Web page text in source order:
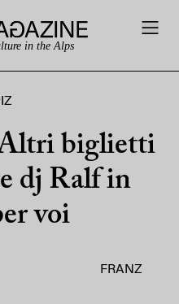
in the Alps
biglietti
dj Ralf in
voi
FRANZ